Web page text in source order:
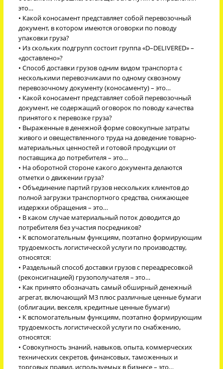
это…
• Какой коносамент представляет собой перевозочный
документ, в котором имеются оговорки по поводу
упаковки груза?
• Из скольких подгрупп состоит группа «D–DELIVERED» –
«доставлено»?
• Способ доставки грузов одним видом транспорта с
несколькими перевозчиками по одному сквозному
перевозочному документу (коносаменту) – это…
• Какой коносамент представляет собой перевозочный
документ, не содержащий оговорок по поводу качества
принятого к перевозке груза?
• Выраженные в денежной форме совокупные затраты
живого и овеществленного труда на доведение товарно-
материальных ценностей и готовой продукции от
поставщика до потребителя – это…
• На оборотной стороне какого документа делаются
отметки о движении груза?
• Объединение партий грузов нескольких клиентов до
полной загрузки транспортного средства, снижающее
издержки обращения – это…
• В каком случае материальный поток доводится до
потребителя без участия посредников?
• К вспомогательным функциям, поэтапно формирующим
трудоемкость логистической услуги по производству,
относятся:
• Раздельный способ доставки грузов с переадресовкой
(реконсигнацией) грузополучателя – это…
• Как принято обозначать самый обширный денежный
агрегат, включающий М3 плюс различные ценные бумаги
(облигации, векселя, кредитные ценные бумаги)
• К вспомогательным функциям, поэтапно формирующим
трудоемкость логистической услуги по снабжению,
относятся:
• Совокупность знаний, навыков, опыта, коммерческих
технических секретов, финансовых, таможенных и
торговых правил, используемых в бизнесе – это…